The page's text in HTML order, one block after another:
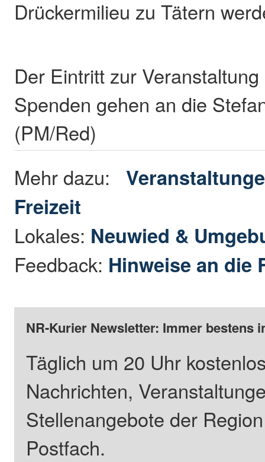
Drückermilieu zu Tätern
Der Eintritt zur
Spenden gehen an die
(PM/Red)
Mehr dazu:
Freizeit
Lokales: Neuwied &
Feedback: Hinweise an die
NR-Kurier Newsletter: Immer bestens
Täglich um 20 Uhr
Nachrichten,
Stellenangebote der
Postfach.